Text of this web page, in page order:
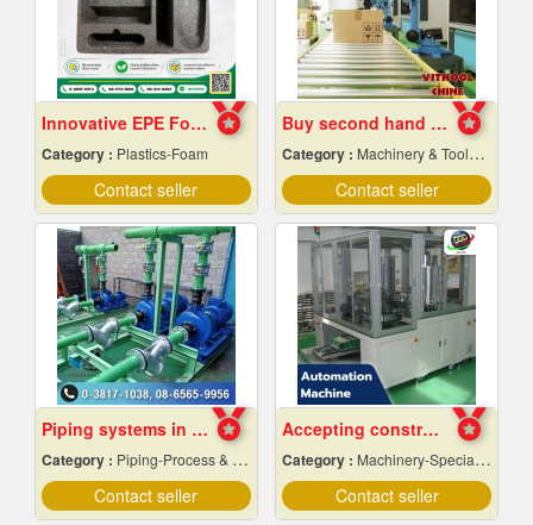
Innovative EPE Foam packaging
Category : Plastics-Foam
Contact seller
Buy second hand industrial machinery
Category : Machinery & Tools-New
Contact seller
Piping systems in industrial plants
Category : Piping-Process & Industrial
Contact seller
Accepting construction of automation machines in Pathum Thani
Category : Machinery-Specially Designed
Contact seller